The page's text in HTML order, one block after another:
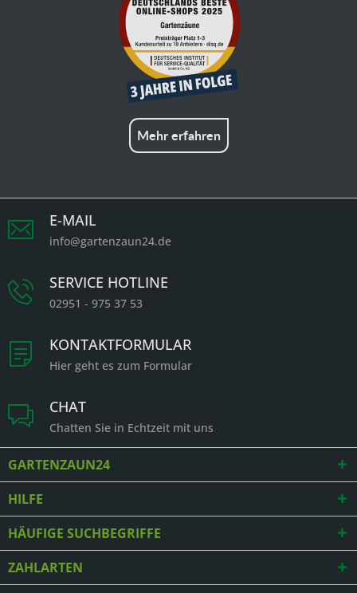
Mehr erfahren
E-MAIL
info@gartenzaun24.de
SERVICE HOTLINE
02951 - 975 37 53
KONTAKTFORMULAR
Hier geht es zum Formular
CHAT
Chatten Sie in Echtzeit mit uns
GARTENZAUN24
HILFE
HÄUFIGE SUCHBEGRIFFE
ZAHLARTEN